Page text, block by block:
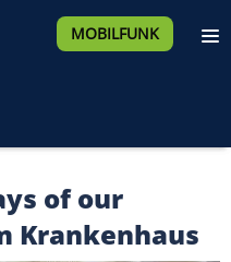
MOBILFUNK
of our
Krankenhaus